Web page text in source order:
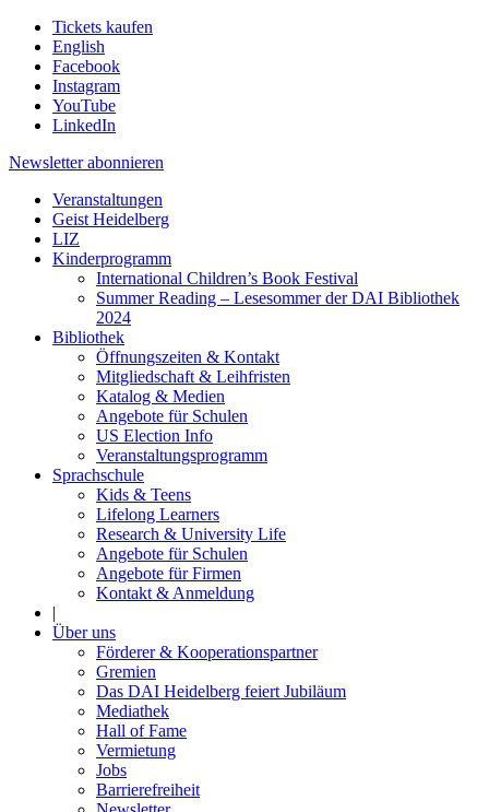
Tickets kaufen
English
Facebook
Instagram
YouTube
LinkedIn
Newsletter abonnieren
Veranstaltungen
Geist Heidelberg
LIZ
Kinderprogramm
International Children’s Book Festival
Summer Reading – Lesesommer der DAI Bibliothek
2024
Bibliothek
Öffnungszeiten & Kontakt
Mitgliedschaft & Leihfristen
Katalog & Medien
Angebote für Schulen
US Election Info
Veranstaltungsprogramm
Sprachschule
Kids & Teens
Lifelong Learners
Research & University Life
Angebote für Schulen
Angebote für Firmen
Kontakt & Anmeldung
|
Über uns
Förderer & Kooperationspartner
Gremien
Das DAI Heidelberg feiert Jubiläum
Mediathek
Hall of Fame
Vermietung
Jobs
Barrierefreiheit